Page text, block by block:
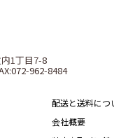
1丁目7-8
962-8484
配送と送料につ
会社概要